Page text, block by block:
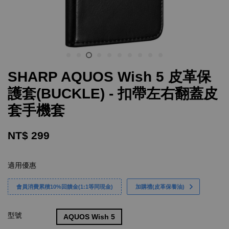
SHARP AQUOS Wish 5 皮革保
護套(BUCKLE) - 扣帶左右翻蓋皮
套手機套
NT$ 299
適用優惠
會員消費累積10%回饋金(1:1等同現金) 加購禮(皮革保養油)
型號 AQUOS Wish 5